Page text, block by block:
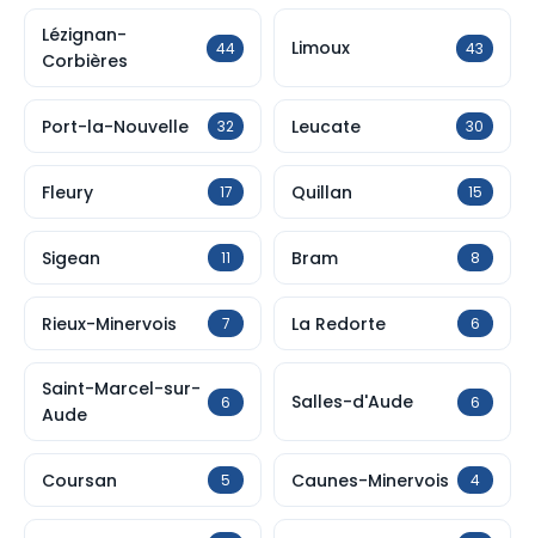
Lézignan-
Corbières
44 Limoux 43
Port-la-Nouvelle 32 Leucate 30
Fleury 17 Quillan 15
Sigean 11 Bram 8
Rieux-Minervois 7 La Redorte 6
Saint-Marcel-sur-
Aude
6 Salles-d'Aude 6
Coursan 5 Caunes-Minervois 4